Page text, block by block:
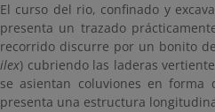
El curso del rio, confinado y
presenta un trazado
recorrido discurre por un bonito
ilex) cubriendo las laderas
se asientan coluviones en forma
presenta una estructura